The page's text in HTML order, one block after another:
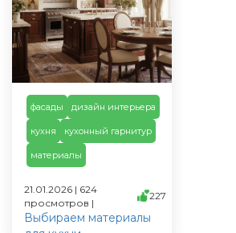
фасады дизайн интерьера
кухня кухонный гарнитур
материалы
21.01.2026 | 624
просмотров |
227
Выбираем материалы